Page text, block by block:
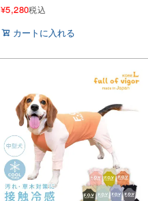
¥5,280税込
カートに入れる